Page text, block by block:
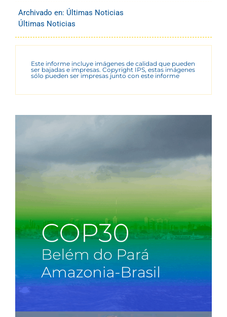
Archivado en: Últimas Noticias
Últimas Noticias
Este informe incluye imágenes de calidad que pueden
ser bajadas e impresas. Copyright IPS, estas imágenes
sólo pueden ser impresas junto con este informe